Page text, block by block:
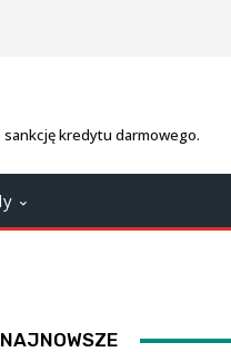
kredytu darmowego.
NAJNOWSZE